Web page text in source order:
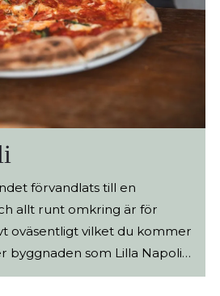
Ackebergs håller öppet
förvandlats till en
allt runt omkring är för
oväsentligt vilket du kommer
byggnaden som Lilla Napoli
pizzan är inte alls lik